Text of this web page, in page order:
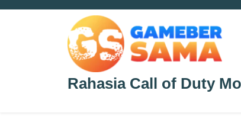
Rahasia Call of Duty